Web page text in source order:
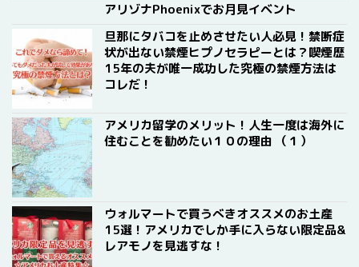
アリゾナPhoenixでお月見イベント
旦那にタバコを止めさせたい人必見！禁断症
状が出ない禁煙ヒプノセラピーとは？喫煙歴
15年の夫が唯一成功した究極の禁煙方法は
コレだ！
アメリカ留学のメリット！人生一度は海外に
住むことを勧めたい１０の理由 （１）
ウォルマートで買うべきオススメのお土産
15選！アメリカでしか手に入らない限定品&
レアモノを見逃すな！